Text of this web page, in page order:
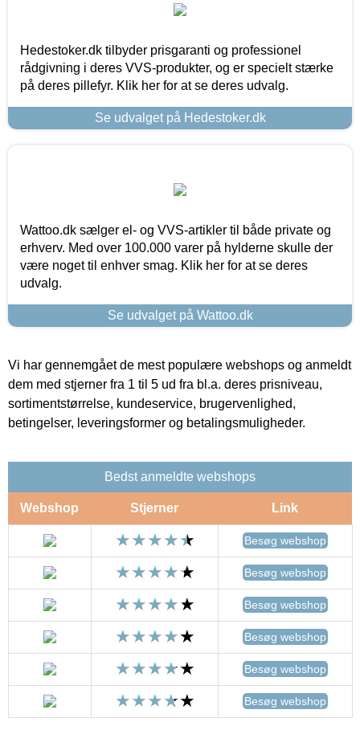
Hedestoker.dk tilbyder prisgaranti og professionel
rådgivning i deres VVS-produkter, og er specielt stærke
på deres pillefyr. Klik her for at se deres udvalg.
Se udvalget på Hedestoker.dk
Wattoo.dk sælger el- og VVS-artikler til både private og
erhverv. Med over 100.000 varer på hylderne skulle der
være noget til enhver smag. Klik her for at se deres
udvalg.
Se udvalget på Wattoo.dk
Vi har gennemgået de mest populære webshops og anmeldt
dem med stjerner fra 1 til 5 ud fra bl.a. deres prisniveau,
sortimentstørrelse, kundeservice, brugervenlighed,
betingelser, leveringsformer og betalingsmuligheder.
Bedst anmeldte webshops
Webshop Stjerner Link
Besøg webshop
Besøg webshop
Besøg webshop
Besøg webshop
Besøg webshop
Besøg webshop